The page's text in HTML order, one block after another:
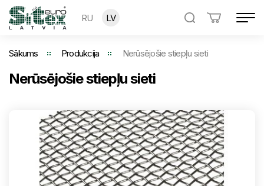
RU LV
Sākums Produkcija Nerūsējošie stiepļu sieti
Nerūsējošie stiepļu sieti